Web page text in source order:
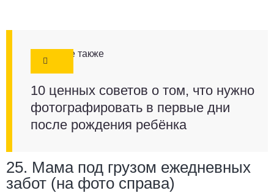
Смотрите также
10 ценных советов о том, что нужно
фотографировать в первые дни
после рождения ребёнка
25. Мама под грузом ежедневных
забот (на фото справа)